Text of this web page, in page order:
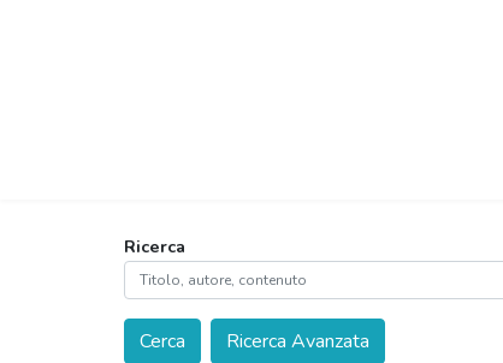
Ricerca
Cerca Ricerca Avanzata